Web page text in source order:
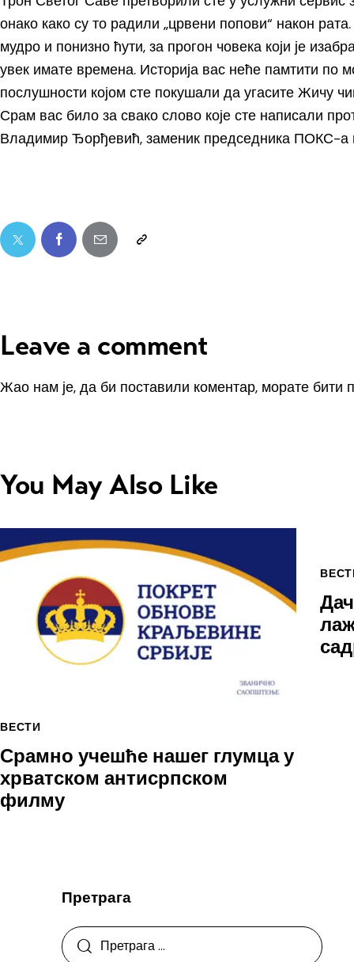
онако како су то радили „црвени попови“ након
мудро и понизно ћути, за прогон човека који је
увек имате времена. Историја вас неће памтити по
послушности којом сте покушали да угасите Жичу
Срам вас било за свако слово које сте написали
Владимир Ђорђевић, заменик председника ПОКС-а
Leave a comment
Жао нам је, да би поставили коментар, морате бити
You May Also Like
ВЕСТИ
Срамно учешће нашег глумца у
хрватском антисрпском
филму
Претрага